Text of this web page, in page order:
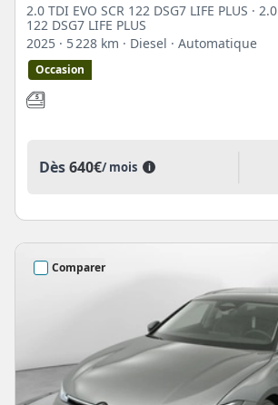
2.0 TDI EVO SCR 122 DSG7 LIFE PLUS ·
122 DSG7 LIFE PLUS
2025 · 5 228 km · Diesel · Automatique
Occasion
Dès640€/ mois i
Comparer